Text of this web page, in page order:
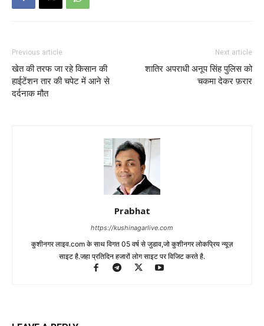
Previous article
खेत की तरफ जा रहे किसान की
हाईटेंशन तार की चपेट में आने से
दर्दनाक मौत
Next article
शातिर अपराधी अनूप सिंह पुलिस को
चकमा देकर फ़रार
Prabhat
https://kushinagarlive.com
कुशीनगर लाइव.com के साथ विगत 05 वर्ष से जुडाव,जो कुशीनगर लोकप्रिय न्यूज़
साइट है.जहा प्रतिदिन हजारों लोग साइट पर विजिट करते है.